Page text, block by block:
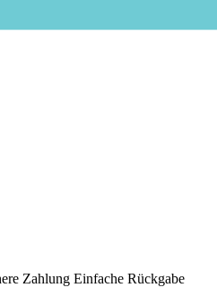
Zahlung Einfache Rückgabe